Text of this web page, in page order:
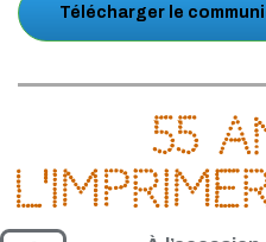
Télécharger le
55